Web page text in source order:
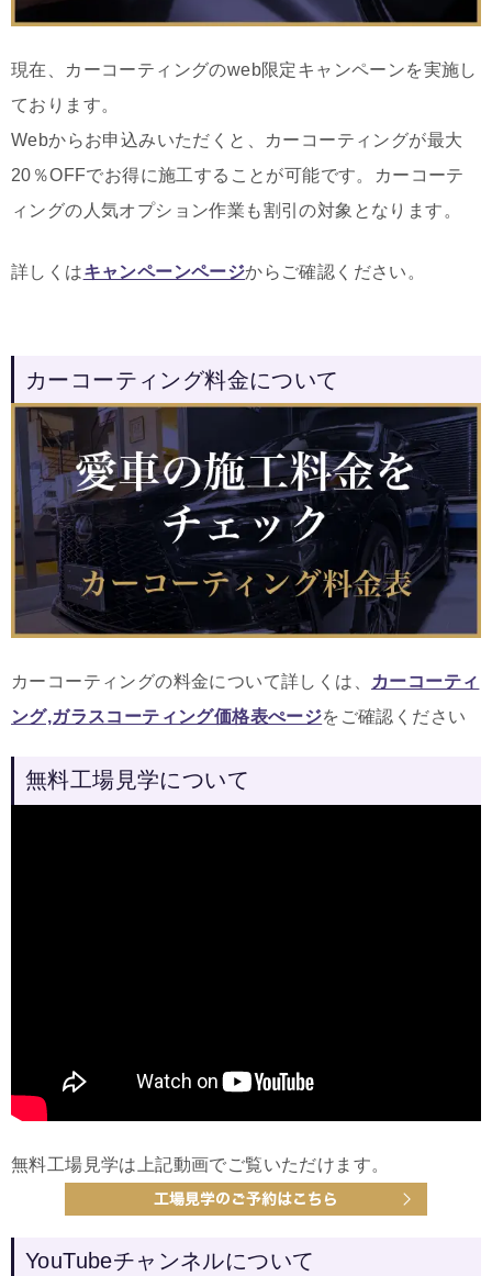
現在、カーコーティングのweb限定キャンペーンを実施し
ております。
Webからお申込みいただくと、カーコーティングが最大
20％OFFでお得に施工することが可能です。カーコーテ
ィングの人気オプション作業も割引の対象となります。
詳しくはキャンペーンページからご確認ください。
カーコーティング料金について
カーコーティングの料金について詳しくは、
カーコーティ
ング,ガラスコーティング価格表ぺージをご確認ください
無料工場見学について
無料工場見学は上記動画でご覧いただけます。
YouTubeチャンネルについて